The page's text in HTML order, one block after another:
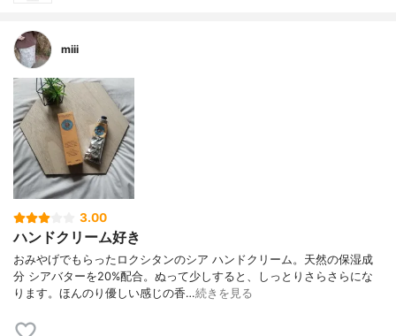
miii
3.00
ハンドクリーム好き
おみやげでもらったロクシタンのシア ハンドクリーム。天然の保湿成
分 シアバターを20%配合。ぬって少しすると、しっとりさらさらにな
ります。ほんのり優しい感じの香…続きを見る